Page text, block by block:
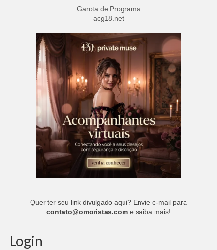
Garota de Programa
acg18.net
Quer ter seu link divulgado aqui? Envie e-mail para
contato@omoristas.com e saiba mais!
Login